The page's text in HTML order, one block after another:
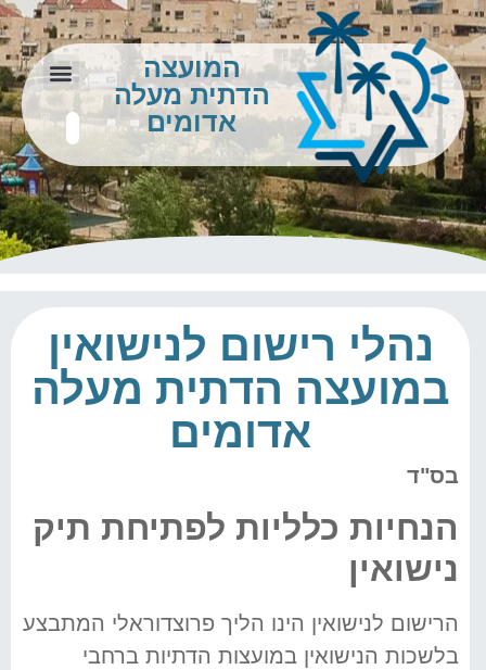
המועצה
הדתית מעלה
אדומים
נהלי רישום לנישואין
במועצה הדתית מעלה
אדומים
בס"ד
הנחיות כלליות לפתיחת תיק
נישואין
הרישום לנישואין הינו הליך פרוצדוראלי המתבצע
בלשכות הנישואין במועצות הדתיות ברחבי